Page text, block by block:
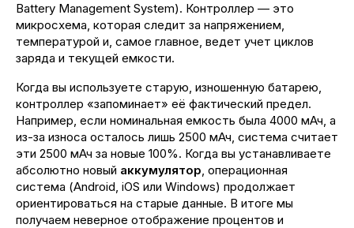
Battery Management System). Контроллер — это
микросхема, которая следит за напряжением,
температурой и, самое главное, ведет учет циклов
заряда и текущей емкости.
Когда вы используете старую, изношенную батарею,
контроллер «запоминает» её фактический предел.
Например, если номинальная емкость была 4000 мАч, а
из-за износа осталось лишь 2500 мАч, система считает
эти 2500 мАч за новые 100%. Когда вы устанавливаете
абсолютно новый аккумулятор, операционная
система (Android, iOS или Windows) продолжает
ориентироваться на старые данные. В итоге мы
получаем неверное отображение процентов и